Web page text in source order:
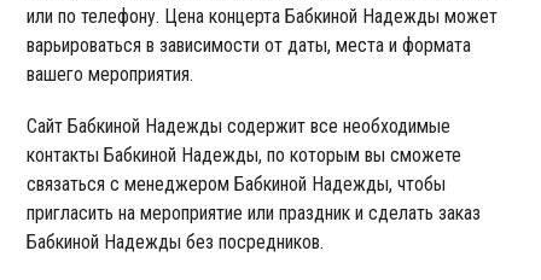
или по телефону. Цена концерта Бабкиной Надежды может
варьироваться в зависимости от даты, места и формата
вашего мероприятия.
Сайт Бабкиной Надежды содержит все необходимые
контакты Бабкиной Надежды, по которым вы сможете
связаться с менеджером Бабкиной Надежды, чтобы
пригласить на мероприятие или праздник и сделать заказ
Бабкиной Надежды без посредников.